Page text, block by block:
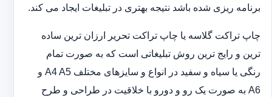
برنامه ریزی شده باشد نتیجه بهتری در تبلیغات ایجاد می کند.
چاپ تراکت گلاسه یا چاپ تراکت تحریر ارزان ترین ساده
ترین و رایج ترین روش تبلیغاتی است که به صورت تمام
رنگی یا سیاه و سفید در انواع و سایزهای مختلف A4 A5 و
A6 به صورت یک رو و دورو با خلاقیت در طراحی و طرح